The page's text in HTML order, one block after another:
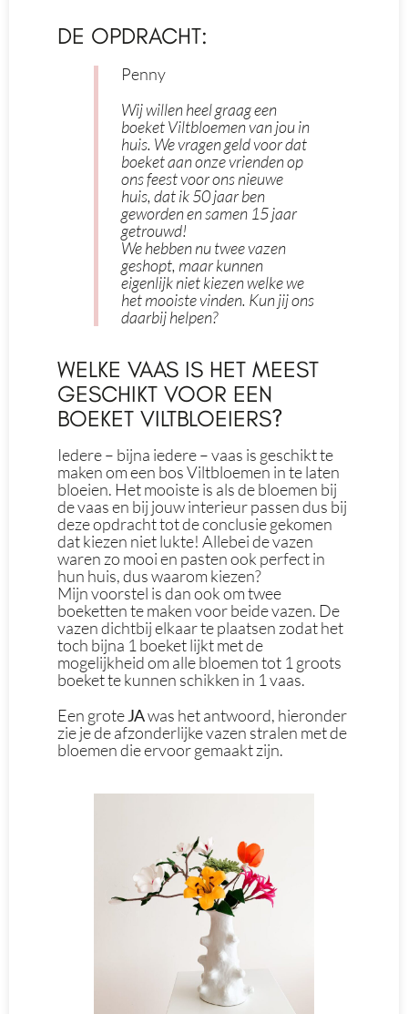
DE OPDRACHT:
Penny
Wij willen heel graag een
boeket Viltbloemen van jou in
huis. We vragen geld voor dat
boeket aan onze vrienden op
ons feest voor ons nieuwe
huis, dat ik 50 jaar ben
geworden en samen 15 jaar
getrouwd!
We hebben nu twee vazen
geshopt, maar kunnen
eigenlijk niet kiezen welke we
het mooiste vinden. Kun jij ons
daarbij helpen?
WELKE VAAS IS HET MEEST
GESCHIKT VOOR EEN
BOEKET VILTBLOEIERS?
Iedere – bijna iedere – vaas is geschikt te
maken om een bos Viltbloemen in te laten
bloeien. Het mooiste is als de bloemen bij
de vaas en bij jouw interieur passen dus bij
deze opdracht tot de conclusie gekomen
dat kiezen niet lukte! Allebei de vazen
waren zo mooi en pasten ook perfect in
hun huis, dus waarom kiezen?
Mijn voorstel is dan ook om twee
boeketten te maken voor beide vazen. De
vazen dichtbij elkaar te plaatsen zodat het
toch bijna 1 boeket lijkt met de
mogelijkheid om alle bloemen tot 1 groots
boeket te kunnen schikken in 1 vaas.
Een groteJAwas het antwoord, hieronder
zie je de afzonderlijke vazen stralen met de
bloemen die ervoor gemaakt zijn.